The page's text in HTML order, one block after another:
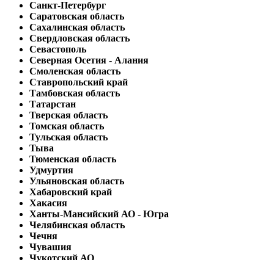
Санкт-Петербург
Саратовская область
Сахалинская область
Свердловская область
Севастополь
Северная Осетия - Алания
Смоленская область
Ставропольский край
Тамбовская область
Татарстан
Тверская область
Томская область
Тульская область
Тыва
Тюменская область
Удмуртия
Ульяновская область
Хабаровский край
Хакасия
Ханты-Мансийский АО - Югра
Челябинская область
Чечня
Чувашия
Чукотский АО